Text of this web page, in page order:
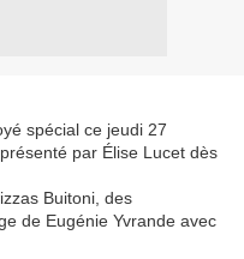
spécial ce jeudi 27
par Élise Lucet dès
Buitoni, des
de Eugénie Yvrande avec